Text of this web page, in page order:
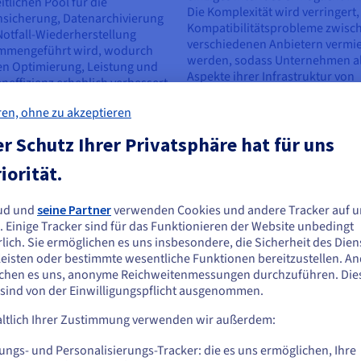
Datenarchivierung
Wiederherstellung
wird, wodurch
Optimierung, Leistung und
erheblich verbessert
Ansatz, bei
und
zu einer
Einheit kombiniert werden,
Ansatz ermöglicht mehr
und Kosteneinsparungen
Speicherung.
Die Komplexität wird verringert,
Kompatibilitätsprobleme
verschiedenen Anbietern
werden, sodass Unternehmen
Aspekte ihrer Infrastruktur von
und Admins mehr Zeit für
Innovationen verschaffen.
für
Sicherheit und
scheinen sich in Vereinigte Staaten zu
Sie aus Vereinigte Staaten bestellen möchten, müssen Sie sich auf der
Website umsehen und dort einen Account erstellen.
zur [Website] Webseite
us.ovhcloud.com/learn Englisch USD - $
ohne zu akzeptieren
Schutz Ihrer Privatsphäre hat für uns
und seine Partnerverwenden Cookies und andere Tracker auf
Einige Tracker sind für das Funktionieren der Website unbedingt
Sie ermöglichen es uns insbesondere, die Sicherheit des
oder bestimmte wesentliche Funktionen bereitzustellen.
es uns, anonyme Reichweitenmessungen durchzuführen.
von der Einwilligungspflicht ausgenommen.
Ihrer Zustimmung verwenden wir außerdem:
und Personalisierungs-Tracker: die es uns ermöglichen, Ihre